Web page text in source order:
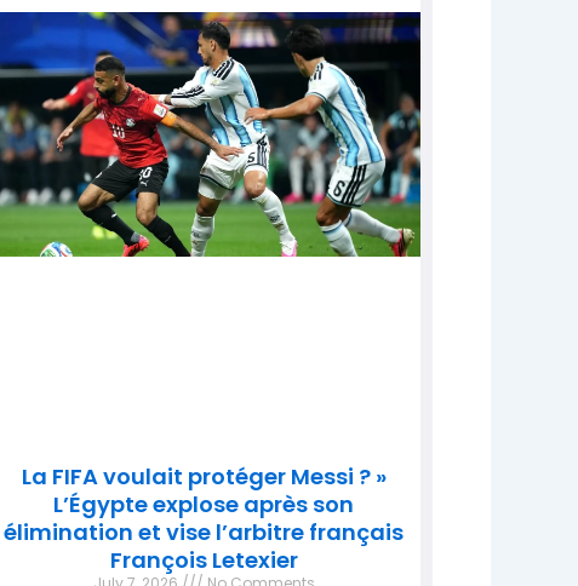
La FIFA voulait protéger Messi ? »
L’Égypte explose après son
élimination et vise l’arbitre français
François Letexier